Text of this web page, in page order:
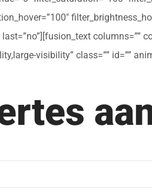
columns=””
visibility” class=”” id=””